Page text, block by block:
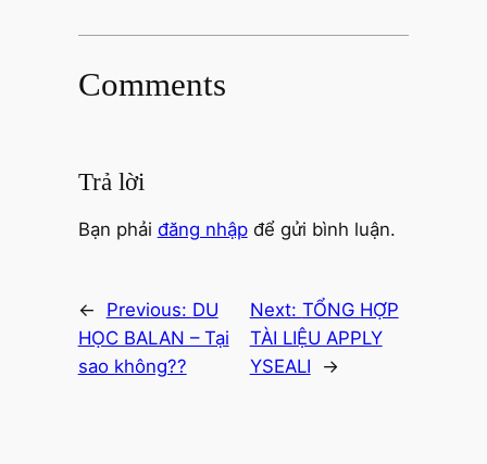
Comments
Trả lời
Bạn phải đăng nhậpđể gửi bình luận.
← Previous: DU
HỌC BALAN – Tại
sao không??
Next: TỔNG HỢP
TÀI LIỆU APPLY
YSEALI
→